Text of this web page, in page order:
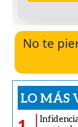
No te
LO MÁS